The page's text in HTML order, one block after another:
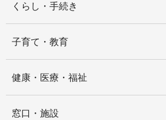
くらし・手続き
子育て・教育
健康・医療・福祉
窓口・施設